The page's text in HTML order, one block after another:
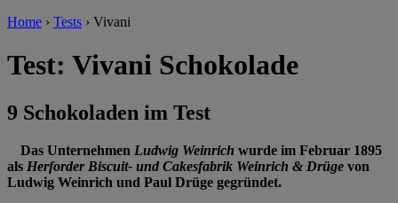
Home › Tests › Vivani
Test: Vivani Schokolade
9 Schokoladen im Test
Das Unternehmen Ludwig Weinrich wurde im Februar 1895
als Herforder Biscuit- und Cakesfabrik Weinrich & Drüge von
Ludwig Weinrich und Paul Drüge gegründet.